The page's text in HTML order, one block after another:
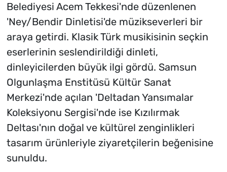
Belediyesi Acem Tekkesi'nde düzenlenen
'Ney/Bendir Dinletisi'de müzikseverleri bir
araya getirdi. Klasik Türk musikisinin seçkin
eserlerinin seslendirildiği dinleti,
dinleyicilerden büyük ilgi gördü. Samsun
Olgunlaşma Enstitüsü Kültür Sanat
Merkezi'nde açılan 'Deltadan Yansımalar
Koleksiyonu Sergisi'nde ise Kızılırmak
Deltası'nın doğal ve kültürel zenginlikleri
tasarım ürünleriyle ziyaretçilerin beğenisine
sunuldu.